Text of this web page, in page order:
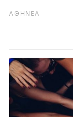
ΑΘΗΝΕΑ